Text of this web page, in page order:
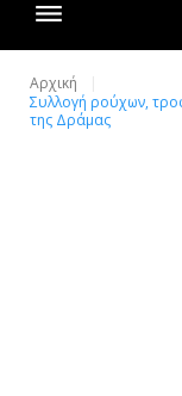
Αρχική
Συλλογή ρούχων,
της Δράμας